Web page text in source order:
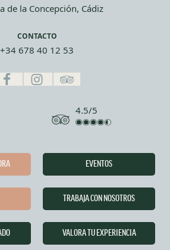
de la Concepción, Cádiz
CONTACTO
+34 678 40 12 53
4.5/5
EVENTOS
TRABAJA CON NOSOTROS
VALORA TU EXPERIENCIA